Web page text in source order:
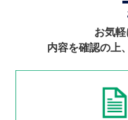
お気軽
内容を確認の上